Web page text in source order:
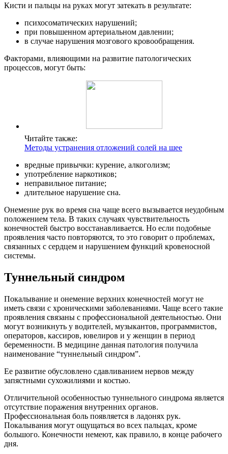
Кисти и пальцы на руках могут затекать в результате:
психосоматических нарушений;
при повышенном артериальном давлении;
в случае нарушения мозгового кровообращения.
Факторами, влияющими на развитие патологических
процессов, могут быть:
Читайте также:
Методы устранения отложений солей на шее
вредные привычки: курение, алкоголизм;
употребление наркотиков;
неправильное питание;
длительное нарушение сна.
Онемение рук во время сна чаще всего вызывается неудобным
положением тела. В таких случаях чувствительность
конечностей быстро восстанавливается. Но если подобные
проявления часто повторяются, то это говорит о проблемах,
связанных с сердцем и нарушением функций кровеносной
системы.
Туннельный синдром
Покалывание и онемение верхних конечностей могут не
иметь связи с хроническими заболеваниями. Чаще всего такие
проявления связаны с профессиональной деятельностью. Они
могут возникнуть у водителей, музыкантов, программистов,
операторов, кассиров, ювелиров и у женщин в период
беременности. В медицине данная патология получила
наименование “туннельный синдром”.
Ее развитие обусловлено сдавливанием нервов между
запястными сухожилиями и костью.
Отличительной особенностью туннельного синдрома является
отсутствие поражения внутренних органов.
Профессиональная боль появляется в ладонях рук.
Покалывания могут ощущаться во всех пальцах, кроме
большого. Конечности немеют, как правило, в конце рабочего
дня.